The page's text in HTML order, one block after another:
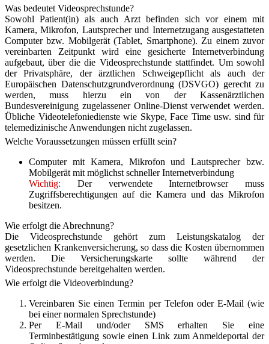
Was bedeutet Videosprechstunde?
Sowohl Patient(in) als auch Arzt befinden sich vor einem mit
Kamera, Mikrofon, Lautsprecher und Internetzugang ausgestatteten
Computer bzw. Mobilgerät (Tablet, Smartphone). Zu einem zuvor
vereinbarten Zeitpunkt wird eine gesicherte Internetverbindung
aufgebaut, über die die Videosprechstunde stattfindet. Um sowohl
der Privatsphäre, der ärztlichen Schweigepflicht als auch der
Europäischen Datenschutzgrundverordnung (DSVGO) gerecht zu
werden, muss hierzu ein von der Kassenärztlichen
Bundesvereinigung zugelassener Online-Dienst verwendet werden.
Übliche Videotelefoniedienste wie Skype, Face Time usw. sind für
telemedizinische Anwendungen nicht zugelassen.
Welche Voraussetzungen müssen erfüllt sein?
Computer mit Kamera, Mikrofon und Lautsprecher bzw.
Mobilgerät mit möglichst schneller Internetverbindung
Wichtig: Der verwendete Internetbrowser muss
Zugriffsberechtigungen auf die Kamera und das Mikrofon
besitzen.
Wie erfolgt die Abrechnung?
Die Videosprechstunde gehört zum Leistungskatalog der
gesetzlichen Krankenversicherung, so dass die Kosten übernommen
werden. Die Versicherungskarte sollte während der
Videosprechstunde bereitgehalten werden.
Wie erfolgt die Videoverbindung?
Vereinbaren Sie einen Termin per Telefon oder E-Mail (wie
bei einer normalen Sprechstunde)
Per E-Mail und/oder SMS erhalten Sie eine
Terminbestätigung sowie einen Link zum Anmeldeportal der